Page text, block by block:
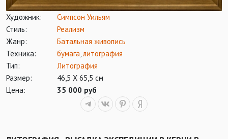
Художник:
Симпсон Уильям
Стиль:
Реализм
Жанр:
Батальная живопись
Техника:
бумага литография
Тип:
Литография
Размер:
46,5 Х 65,5 см
Цена:
35 000 руб